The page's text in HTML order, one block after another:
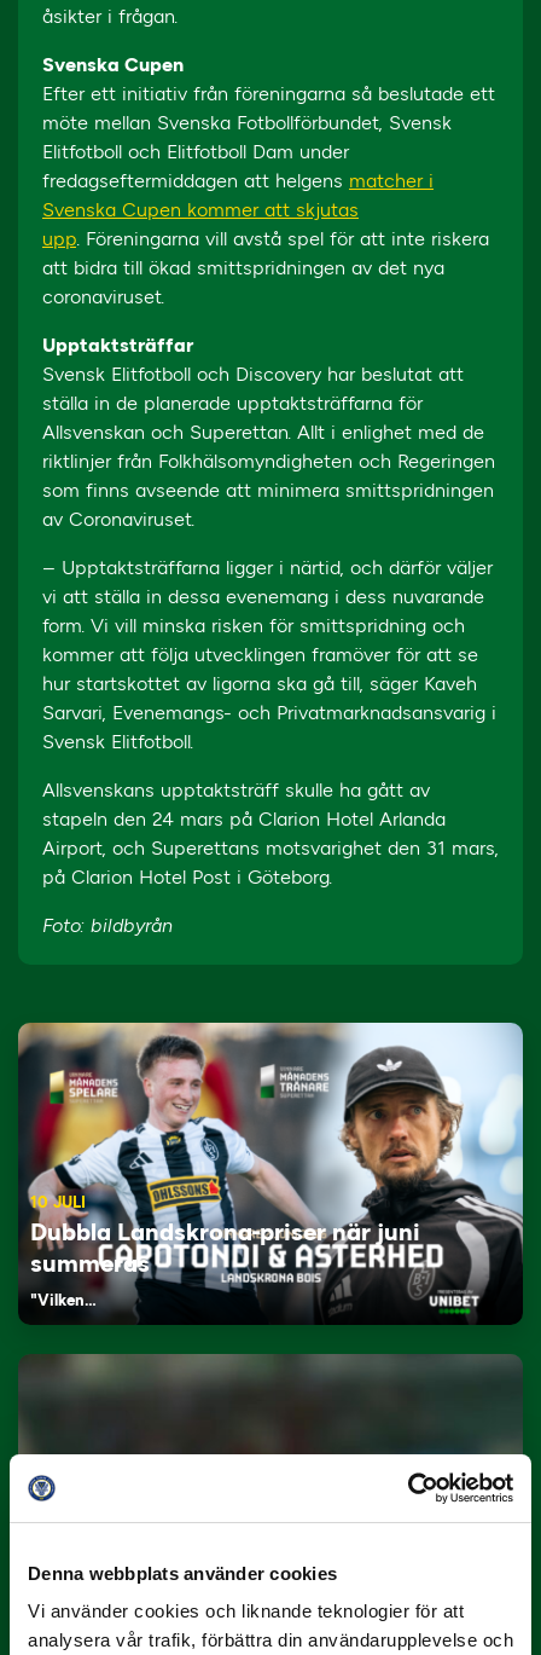
Denna webbplats använder cookies
Vi använder cookies och liknande teknologier för att
analysera vår trafik, förbättra din användarupplevelse och
åsikter i frågan.
Svenska Cupen
Efter ett initiativ från föreningarna så beslutade ett
möte mellan Svenska Fotbollförbundet, Svensk
Elitfotboll och Elitfotboll Dam under
fredagseftermiddagen att helgens matcher i
Svenska Cupen kommer att skjutas
upp. Föreningarna vill avstå spel för att inte riskera
att bidra till ökad smittspridningen av det nya
coronaviruset.
Upptaktsträffar
Svensk Elitfotboll och Discovery har beslutat att
ställa in de planerade upptaktsträffarna för
Allsvenskan och Superettan. Allt i enlighet med de
riktlinjer från Folkhälsomyndigheten och Regeringen
som finns avseende att minimera smittspridningen
av Coronaviruset.
– Upptaktsträffarna ligger i närtid, och därför väljer
vi att ställa in dessa evenemang i dess nuvarande
form. Vi vill minska risken för smittspridning och
kommer att följa utvecklingen framöver för att se
hur startskottet av ligorna ska gå till, säger Kaveh
Sarvari, Evenemangs- och Privatmarknadsansvarig i
Svensk Elitfotboll.
Allsvenskans upptaktsträff skulle ha gått av
stapeln den 24 mars på Clarion Hotel Arlanda
Airport, och Superettans motsvarighet den 31 mars,
på Clarion Hotel Post i Göteborg.
Foto: bildbyrån
10 JULI
Dubbla Landskrona-priser när juni
summeras
"Vilken…
Han gjorde Månadens Mål i juni: ”En
Slog till i…